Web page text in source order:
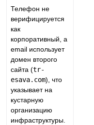
Телефон не
верифицируется
как
корпоративный, а
email использует
домен второго
сайта (tr-
esava.com), что
указывает на
кустарную
организацию
инфраструктуры.